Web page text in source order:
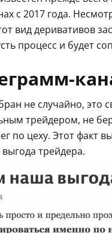
с 2017 года.
вид деривативов
процесс и будет
не случайно, это
трейдером, не
по цеху. Этот факт
трейдера.